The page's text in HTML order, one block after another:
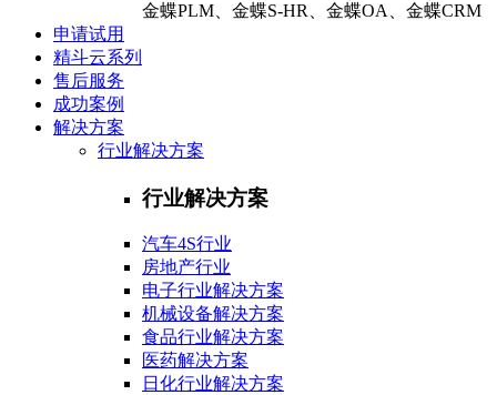
金蝶PLM、金蝶S-HR、金蝶OA、金蝶CRM
申请试用
精斗云系列
售后服务
成功案例
解决方案
行业解决方案
行业解决方案
汽车4S行业
房地产行业
电子行业解决方案
机械设备解决方案
食品行业解决方案
医药解决方案
日化行业解决方案